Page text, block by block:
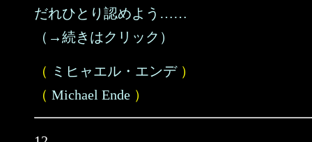
だれひとり認めよう……
（→続きはクリック）
（ ミヒャエル・エンデ）
（ Michael Ende ）